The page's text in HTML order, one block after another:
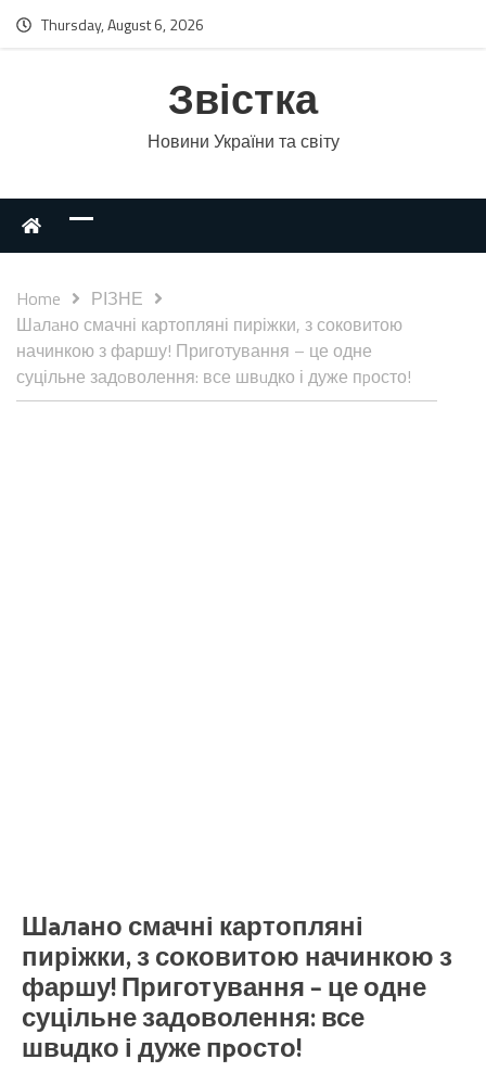
Thursday, August 6, 2026
Звістка
Новини України та світу
Home
РІЗНЕ
Шaлaно смачні картопляні пиріжки, з соковитою
начинкою з фаршу! Приготування – це одне
суцільне задoволення: все швuдко і дуже пpосто!
Шaлaно смачні картопляні
пиріжки, з соковитою начинкою з
фаршу! Приготування – це одне
суцільне задoволення: все
швuдко і дуже пpосто!